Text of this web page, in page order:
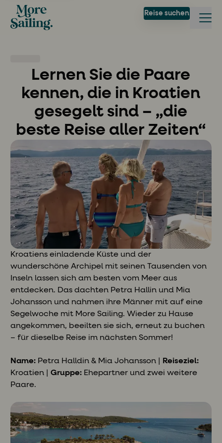
Reise suchen
Lernen Sie die Paare
kennen, die in Kroatien
gesegelt sind – „die
beste Reise aller Zeiten“
Kroatiens einladende Küste und der
wunderschöne Archipel mit seinen Tausenden von
Inseln lassen sich am besten vom Meer aus
entdecken. Das dachten Petra Hallin und Mia
Johansson und nahmen ihre Männer mit auf eine
Segelwoche mit More Sailing. Wieder zu Hause
angekommen, beeilten sie sich, erneut zu buchen
– für dieselbe Reise im nächsten Sommer!
Name: Petra Halldin & Mia Johansson |
Reiseziel:
Kroatien |Gruppe: Ehepartner und zwei weitere
Paare.